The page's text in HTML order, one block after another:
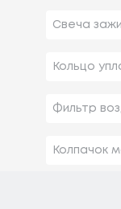
Свеча
Кольцо
Фильтр
Колпачок